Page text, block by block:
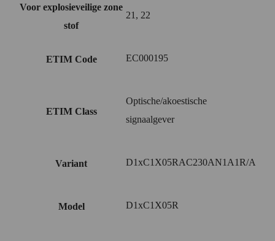
Voor explosieveilige zone
stof
21, 22
ETIM Code EC000195
ETIM Class
Optische/akoestische
signaalgever
Variant D1xC1X05RAC230AN1A1R/A
Model D1xC1X05R